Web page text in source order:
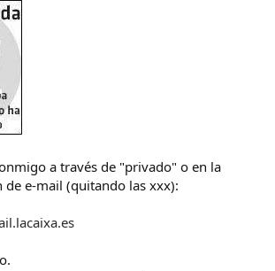
a través de "privado" o en la
e-mail (quitando las xxx):